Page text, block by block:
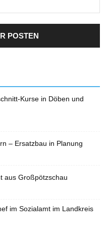
Kurse in Döben und
– Ersatzbau in Planung
aus Großpötzschau
im Sozialamt im Landkreis